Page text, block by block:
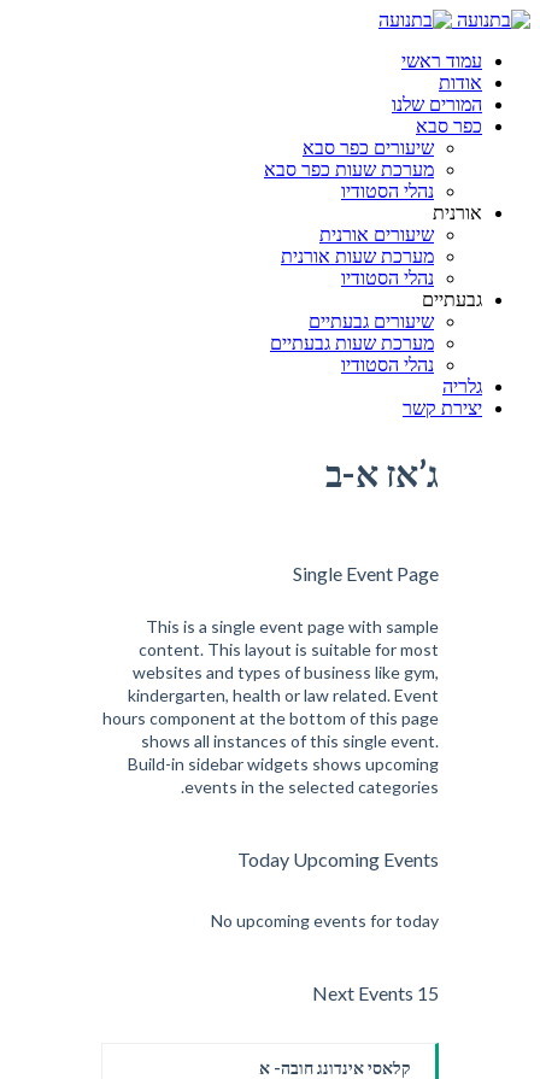
עמוד ראשי
אודות
המורים שלנו
כפר סבא
שיעורים כפר סבא
מערכת שעות כפר סבא
נהלי הסטודיו
אורנית
שיעורים אורנית
מערכת שעות אורנית
נהלי הסטודיו
גבעתיים
שיעורים גבעתיים
מערכת שעות גבעתיים
נהלי הסטודיו
גלריה
יצירת קשר
ג’אז א-ב
Single Event Page
This is a single event page with sample
content. This layout is suitable for most
websites and types of business like gym,
kindergarten, health or law related. Event
hours component at the bottom of this page
shows all instances of this single event.
Build-in sidebar widgets shows upcoming
events in the selected categories.
Today Upcoming Events
No upcoming events for today
15 Next Events
קלאסי אינדונג חובה- א